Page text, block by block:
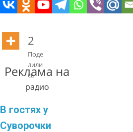
2
Поде
лили
сь
Реклама на
радио
В гостях у
Суворочки